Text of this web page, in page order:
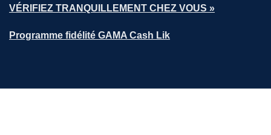
VÉRIFIEZ TRANQUILLEMENT CHEZ VOUS »
Programme fidélité GAMA Cash Lik